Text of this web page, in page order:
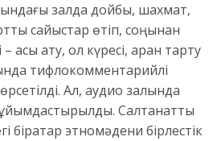
залда дойбы, шахмат,
сайыстар өтіп, соңынан
асық ату, қол күресі, арқан тарту
тифлокомментарийлі
Ал, аудио залында
Салтанатты
этномәдени бірлестік